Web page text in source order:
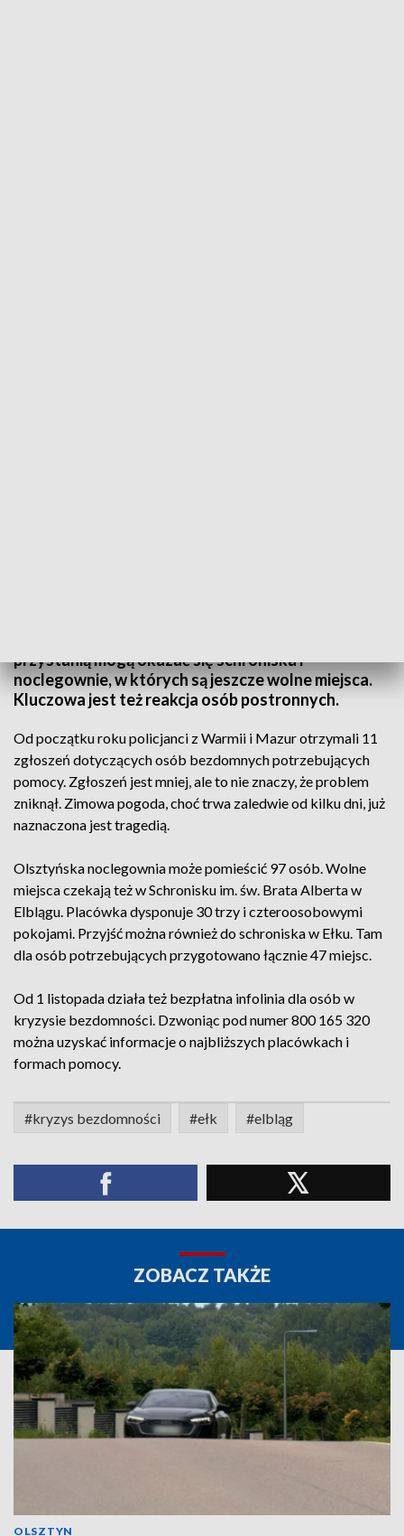
przystanią mogą okazać się schroniska i
noclegownie, w których są jeszcze wolne miejsca.
Kluczowa jest też reakcja osób postronnych.
Od początku roku policjanci z Warmii i Mazur otrzymali 11
zgłoszeń dotyczących osób bezdomnych potrzebujących
pomocy. Zgłoszeń jest mniej, ale to nie znaczy, że problem
zniknął. Zimowa pogoda, choć trwa zaledwie od kilku dni, już
naznaczona jest tragedią.
Olsztyńska noclegownia może pomieścić 97 osób. Wolne
miejsca czekają też w Schronisku im. św. Brata Alberta w
Elblągu. Placówka dysponuje 30 trzy i czteroosobowymi
pokojami. Przyjść można również do schroniska w Ełku. Tam
dla osób potrzebujących przygotowano łącznie 47 miejsc.
Od 1 listopada działa też bezpłatna infolinia dla osób w
kryzysie bezdomności. Dzwoniąc pod numer 800 165 320
można uzyskać informacje o najbliższych placówkach i
formach pomocy.
#kryzys bezdomności #ełk #elbląg
ZOBACZ TAKŻE
OLSZTYN